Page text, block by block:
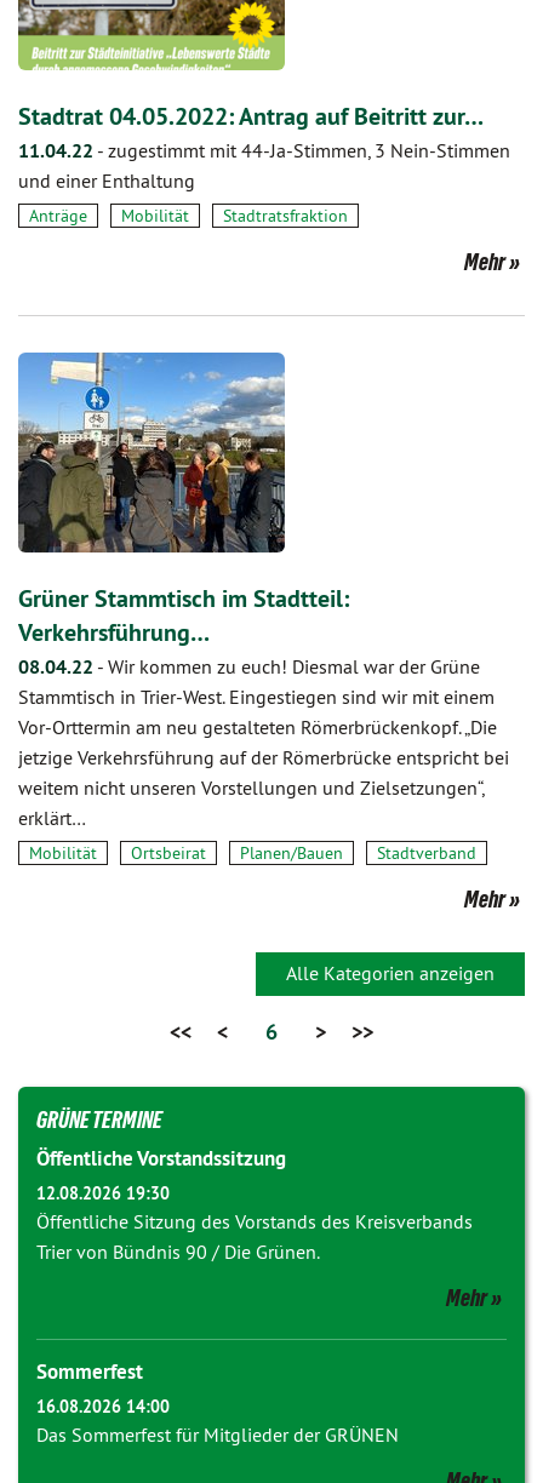
Stadtrat 04.05.2022: Antrag auf Beitritt zur…
11.04.22 - zugestimmt mit 44-Ja-Stimmen, 3 Nein-Stimmen
und einer Enthaltung
Anträge Mobilität Stadtratsfraktion
Mehr
Grüner Stammtisch im Stadtteil:
Verkehrsführung…
08.04.22 - Wir kommen zu euch! Diesmal war der Grüne
Stammtisch in Trier-West. Eingestiegen sind wir mit einem
Vor-Orttermin am neu gestalteten Römerbrückenkopf. „Die
jetzige Verkehrsführung auf der Römerbrücke entspricht bei
weitem nicht unseren Vorstellungen und Zielsetzungen“,
erklärt…
Mobilität Ortsbeirat Planen/Bauen Stadtverband
Mehr
Alle Kategorien anzeigen
<< < 6 > >>
GRÜNE TERMINE
Öffentliche Vorstandssitzung
12.08.2026 19:30
Öffentliche Sitzung des Vorstands des Kreisverbands
Trier von Bündnis 90 / Die Grünen.
Mehr
Sommerfest
16.08.2026 14:00
Das Sommerfest für Mitglieder der GRÜNEN